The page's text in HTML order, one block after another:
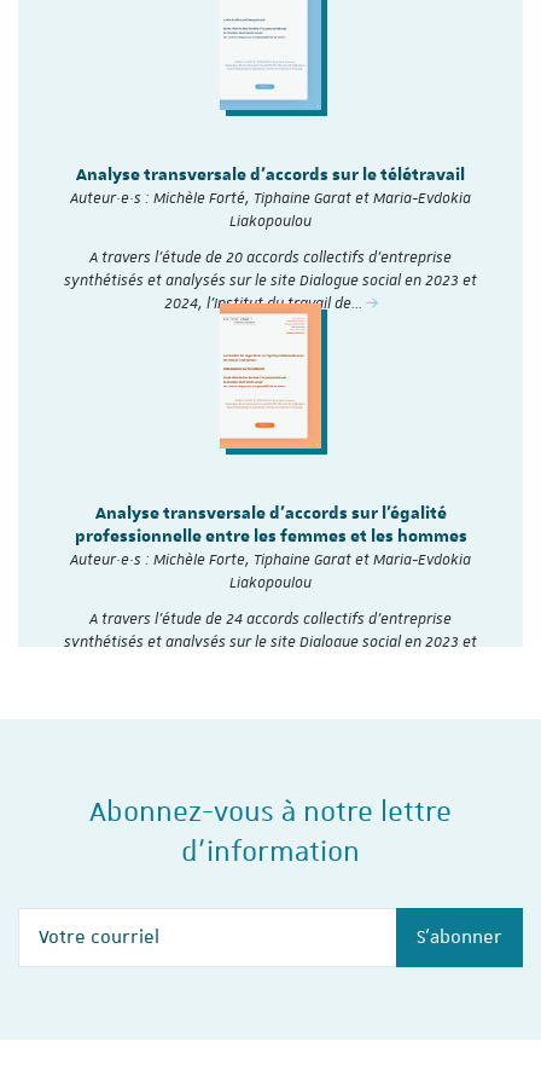
Analyse transversale d'accords sur le télétravail
Auteur·e·s : Michèle Forté, Tiphaine Garat et Maria-Evdokia
Liakopoulou
A travers l’étude de 20 accords collectifs d’entreprise
synthétisés et analysés sur le site Dialogue social en 2023 et
2024, l'Institut du travail de…
Analyse transversale d'accords sur l'égalité
professionnelle entre les femmes et les hommes
Auteur·e·s : Michèle Forte, Tiphaine Garat et Maria-Evdokia
Liakopoulou
A travers l’étude de 24 accords collectifs d’entreprise
synthétisés et analysés sur le site Dialogue social en 2023 et
Abonnez-vous à notre lettre
d'information
S'abonner